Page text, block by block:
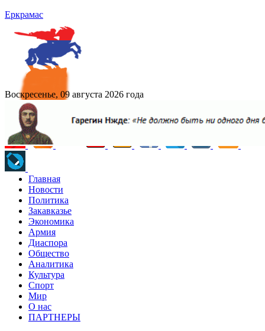
Еркрамас
Воскресенье, 09 августа 2026 года
Главная
Новости
Политика
Закавказье
Экономика
Армия
Диаспора
Общество
Аналитика
Культура
Спорт
Мир
О нас
ПАРТНЕРЫ